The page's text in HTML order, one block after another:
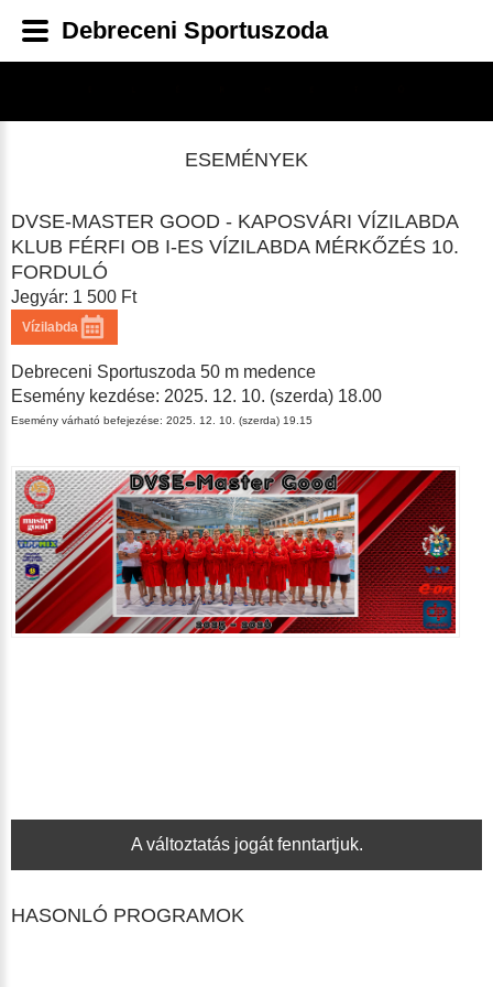
ESEMÉNYEK
DVSE-MASTER GOOD - KAPOSVÁRI VÍZILABDA
KLUB FÉRFI OB I-ES VÍZILABDA MÉRKŐZÉS 10.
FORDULÓ
Jegyár: 1 500 Ft
Vízilabda
Debreceni Sportuszoda 50 m medence
Esemény kezdése: 2025. 12. 10. (szerda) 18.00
Esemény várható befejezése: 2025. 12. 10. (szerda) 19.15
A változtatás jogát fenntartjuk.
HASONLÓ PROGRAMOK
Debreceni Sportuszoda